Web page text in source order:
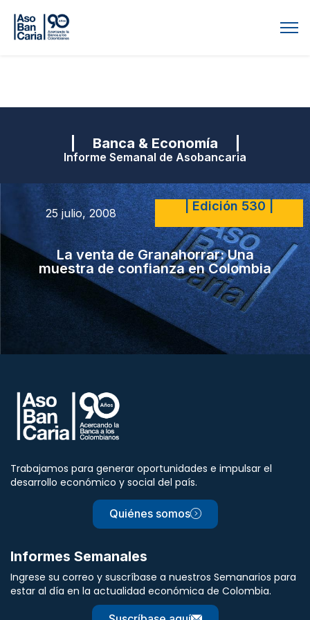
| Banca & Economía |
Informe Semanal de Asobancaria
25 julio, 2008 | Edición 530 |
La venta de Granahorrar: Una
muestra de confianza en Colombia
Trabajamos para generar oportunidades e impulsar el
desarrollo económico y social del país.
Quiénes somos
Informes Semanales
Ingrese su correo y suscríbase a nuestros Semanarios para
estar al día en la actualidad económica de Colombia.